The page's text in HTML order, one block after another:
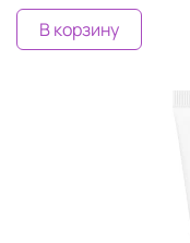
В корзину